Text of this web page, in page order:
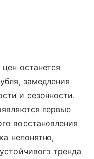
останется
замедления
и сезонности.
первые
восстановления
непонятно,
тренда